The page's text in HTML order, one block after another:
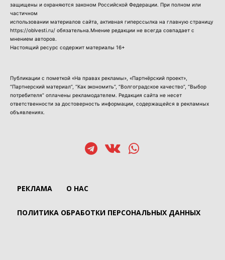
защищены и охраняются законом Российской Федерации. При полном или
частичном
использовании материалов сайта, активная гиперссылка на главную страницу
https://oblvesti.ru/ обязательна.Мнение редакции не всегда совпадает с
мнением авторов.
Настоящий ресурс содержит материалы 16+
Публикации с пометкой «На правах рекламы», «Партнёрский проект»,
“Партнерский материал”, “Как экономить”, “Волгоградское качество”, “Выбор
потребителя” оплачены рекламодателем. Редакция сайта не несет
ответственности за достоверность информации, содержащейся в рекламных
объявлениях.
РЕКЛАМА О НАС
ПОЛИТИКА ОБРАБОТКИ ПЕРСОНАЛЬНЫХ ДАННЫХ